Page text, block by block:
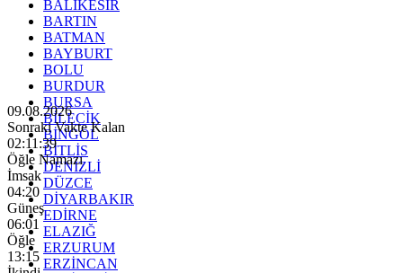
BALIKESİR
BARTIN
BATMAN
BAYBURT
BOLU
BURDUR
BURSA
BİLECİK
BİNGÖL
BİTLİS
DENİZLİ
DÜZCE
DİYARBAKIR
EDİRNE
ELAZIĞ
ERZURUM
ERZİNCAN
09.08.2026
Sonraki Vakte Kalan
02:11:37
Öğle Namazı
İmsak
04:20
Güneş
06:01
Öğle
13:15